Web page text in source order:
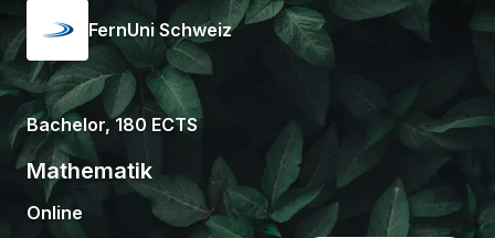
FernUni Schweiz
Bachelor, 180 ECTS
Mathematik
Online